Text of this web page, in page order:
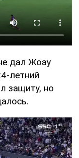
дал Жоау
летний
защиту, но